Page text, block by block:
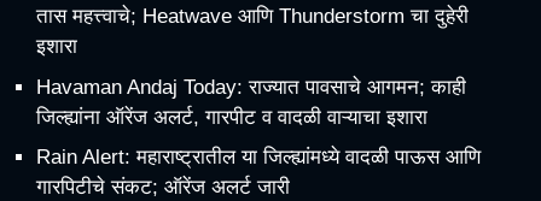
तास महत्त्वाचे; Heatwave आणि Thunderstorm चा दुहेरी
इशारा
Havaman Andaj Today: राज्यात पावसाचे आगमन; काही
जिल्ह्यांना ऑरेंज अलर्ट, गारपीट व वादळी वाऱ्याचा इशारा
Rain Alert: महाराष्ट्रातील या जिल्ह्यांमध्ये वादळी पाऊस आणि
गारपिटीचे संकट; ऑरेंज अलर्ट जारी